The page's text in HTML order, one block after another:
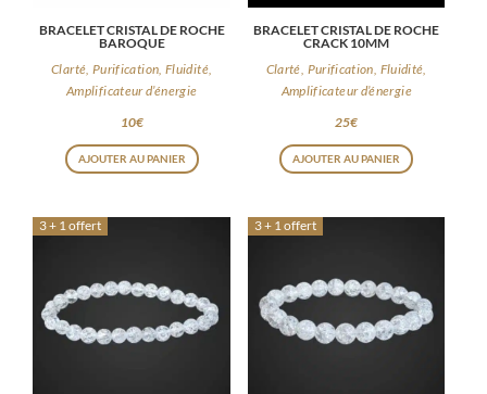
BRACELET CRISTAL DE ROCHE
BAROQUE
Clarté, Purification, Fluidité,
Amplificateur d’énergie
10€
AJOUTER AU PANIER
BRACELET CRISTAL DE ROCHE
CRACK 10MM
Clarté, Purification, Fluidité,
Amplificateur d’énergie
25€
AJOUTER AU PANIER
3 + 1 offert 3 + 1 offert